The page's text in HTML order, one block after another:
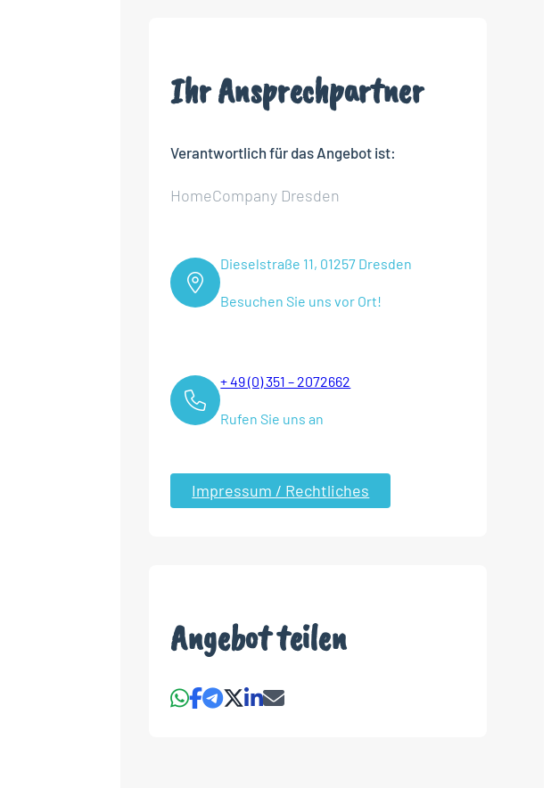
Ihr Ansprechpartner
Verantwortlich für das Angebot ist:
HomeCompany Dresden
Dieselstraße 11, 01257 Dresden
Besuchen Sie uns vor Ort!
+ 49 (0) 351 – 2072662
Rufen Sie uns an
Impressum / Rechtliches
Angebot teilen